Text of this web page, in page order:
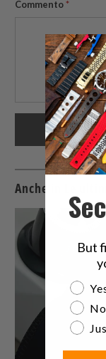
Commento *
Anche in Le
But
Are